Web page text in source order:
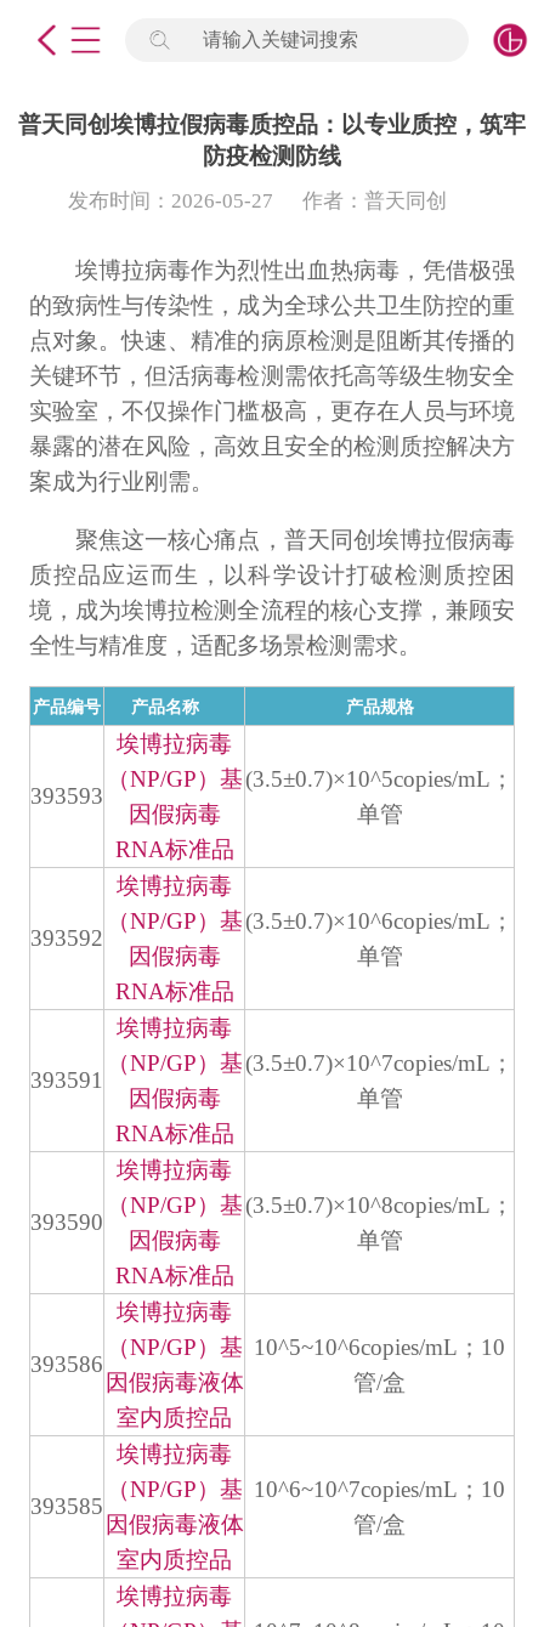
请输入关键词搜索
普天同创埃博拉假病毒质控品：以专业质控，筑牢
防疫检测防线
发布时间：2026-05-27 作者：普天同创
埃博拉病毒作为烈性出血热病毒，凭借极强
的致病性与传染性，成为全球公共卫生防控的重
点对象。快速、精准的病原检测是阻断其传播的
关键环节，但活病毒检测需依托高等级生物安全
实验室，不仅操作门槛极高，更存在人员与环境
暴露的潜在风险，高效且安全的检测质控解决方
案成为行业刚需。
聚焦这一核心痛点，普天同创埃博拉假病毒
质控品应运而生，以科学设计打破检测质控困
境，成为埃博拉检测全流程的核心支撑，兼顾安
全性与精准度，适配多场景检测需求。
产品编号 产品名称 产品规格
393593
埃博拉病毒
（NP/GP）基
因假病毒
RNA标准品
(3.5±0.7)×10^5copies/mL；
单管
393592
埃博拉病毒
（NP/GP）基
因假病毒
RNA标准品
(3.5±0.7)×10^6copies/mL；
单管
393591
埃博拉病毒
（NP/GP）基
因假病毒
RNA标准品
(3.5±0.7)×10^7copies/mL；
单管
393590
埃博拉病毒
（NP/GP）基
因假病毒
RNA标准品
(3.5±0.7)×10^8copies/mL；
单管
393586
埃博拉病毒
（NP/GP）基
因假病毒液体
室内质控品
10^5~10^6copies/mL；10
管/盒
393585
埃博拉病毒
（NP/GP）基
因假病毒液体
室内质控品
10^6~10^7copies/mL；10
管/盒
埃博拉病毒
标准物质
计量仪器
微生物检测/质控品
定制标物
定制仪器
计量课堂
新闻资讯
公司主页
购物车
会员中心
联系我们
返回主页